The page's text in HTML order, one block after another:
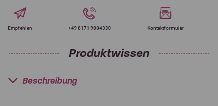
Empfehlen +49 8171 9084330 Kontaktformular
Produktwissen
Beschreibung